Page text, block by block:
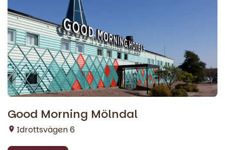
Good Morning Mölndal
Idrottsvägen 6